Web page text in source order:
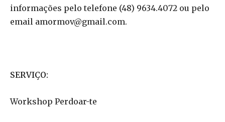
informações pelo telefone (48) 9634.4072 ou pelo
email amormov@gmail.com.
SERVIÇO:
Workshop Perdoar-te